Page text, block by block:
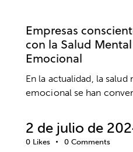
Empresas
con la Salud
Emocional
En la actualidad, la
emocional se han
2 de julio de
0 Likes 0 Comments